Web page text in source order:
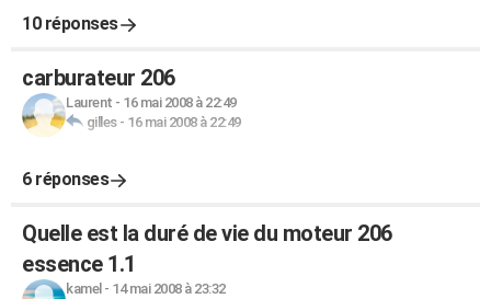
10 réponses
carburateur 206
Laurent - 16 mai 2008 à 22:49
gilles- 16 mai 2008 à 22:49
6 réponses
Quelle est la duré de vie du moteur 206
essence 1.1
kamel - 14 mai 2008 à 23:32